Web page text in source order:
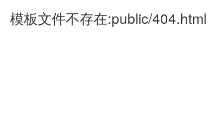
模板文件不存在:public/404.html